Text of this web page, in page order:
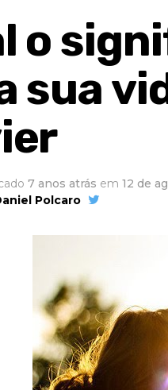
o
sua
7 anos atrás em 12 de
Polcaro